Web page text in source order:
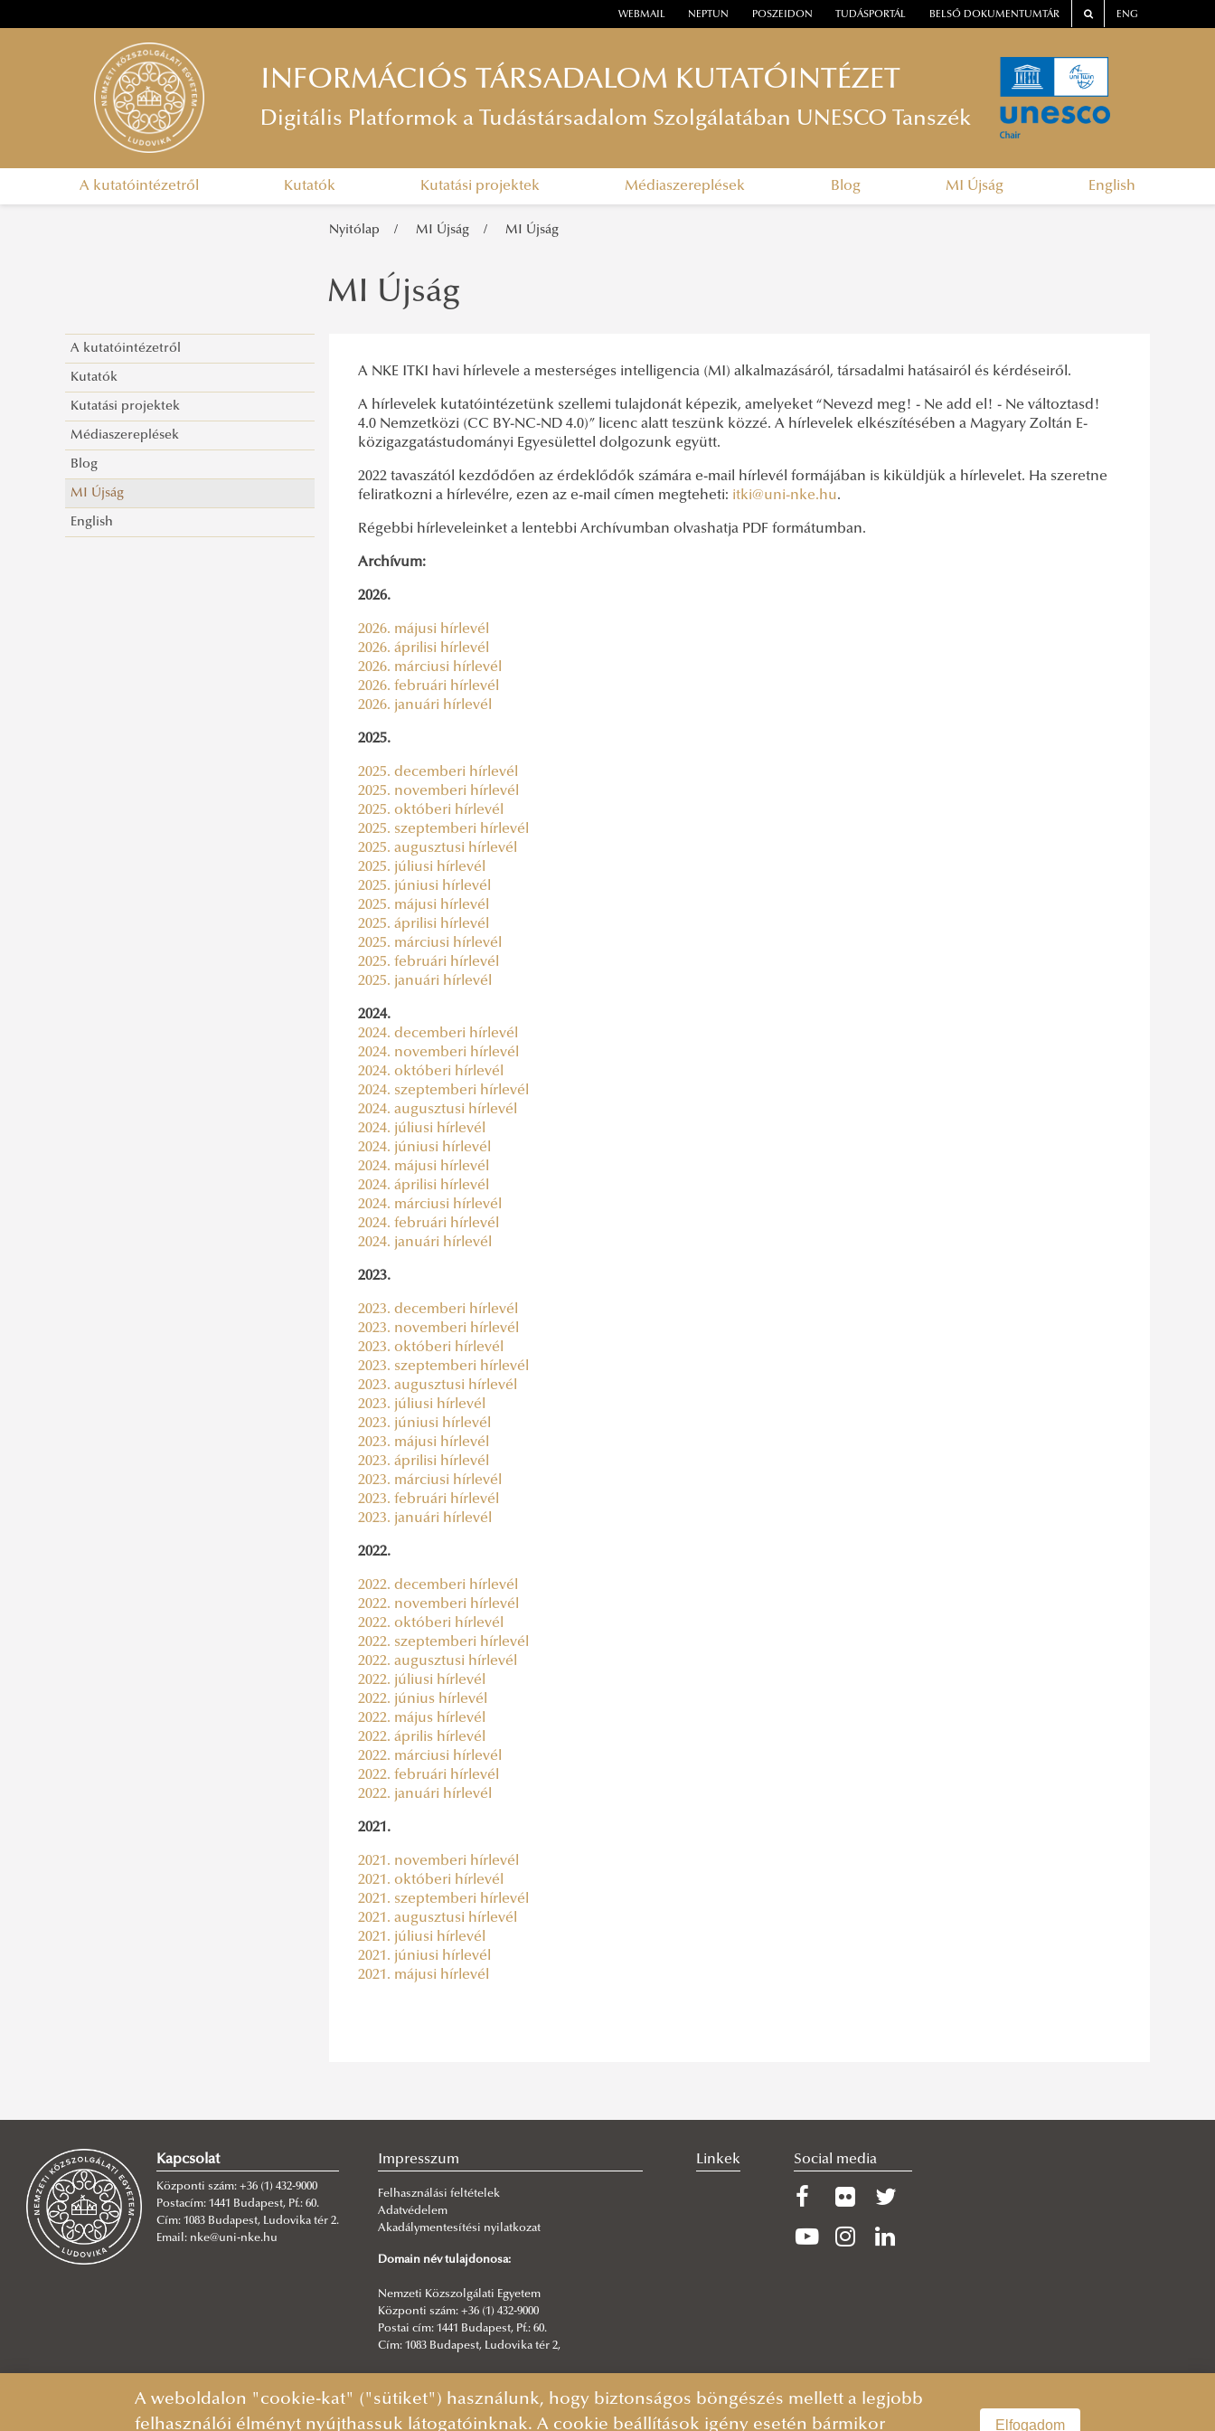
WEBMAIL NEPTUN POSZEIDON TUDÁSPORTÁL BELSŐ DOKUMENTUMTÁR ENG
INFORMÁCIÓS TÁRSADALOM KUTATÓINTÉZET
Digitális Platformok a Tudástársadalom Szolgálatában UNESCO Tanszék
A kutatóintézetről Kutatók Kutatási projektek Médiaszereplések Blog MI Újság English
Nyitólap MI Újság MI Újság
A kutatóintézetről
Kutatók
Kutatási projektek
Médiaszereplések
Blog
MI Újság
English
MI Újság
A NKE ITKI havi hírlevele a mesterséges intelligencia (MI) alkalmazásáról, társadalmi hatásairól és kérdéseiről.
A hírlevelek kutatóintézetünk szellemi tulajdonát képezik, amelyeket “Nevezd meg! - Ne add el! - Ne változtasd!
4.0 Nemzetközi (CC BY-NC-ND 4.0)” licenc alatt teszünk közzé. A hírlevelek elkészítésében a Magyary Zoltán E-
közigazgatástudományi Egyesülettel dolgozunk együtt.
2022 tavaszától kezdődően az érdeklődők számára e-mail hírlevél formájában is kiküldjük a hírlevelet. Ha szeretne
feliratkozni a hírlevélre, ezen az e-mail címen megteheti: itki@uni-nke.hu.
Régebbi hírleveleinket a lentebbi Archívumban olvashatja PDF formátumban.
Archívum:
2026.
2026. májusi hírlevél
2026. áprilisi hírlevél
2026. márciusi hírlevél
2026. februári hírlevél
2026. januári hírlevél
2025.
2025. decemberi hírlevél
2025. novemberi hírlevél
2025. októberi hírlevél
2025. szeptemberi hírlevél
2025. augusztusi hírlevél
2025. júliusi hírlevél
2025. júniusi hírlevél
2025. májusi hírlevél
2025. áprilisi hírlevél
2025. márciusi hírlevél
2025. februári hírlevél
2025. januári hírlevél
2024.
2024. decemberi hírlevél
2024. novemberi hírlevél
2024. októberi hírlevél
2024. szeptemberi hírlevél
2024. augusztusi hírlevél
2024. júliusi hírlevél
2024. júniusi hírlevél
2024. májusi hírlevél
2024. áprilisi hírlevél
2024. márciusi hírlevél
2024. februári hírlevél
2024. januári hírlevél
2023.
2023. decemberi hírlevél
2023. novemberi hírlevél
2023. októberi hírlevél
2023. szeptemberi hírlevél
2023. augusztusi hírlevél
2023. júliusi hírlevél
2023. júniusi hírlevél
2023. májusi hírlevél
2023. áprilisi hírlevél
2023. márciusi hírlevél
2023. februári hírlevél
2023. januári hírlevél
2022.
2022. decemberi hírlevél
2022. novemberi hírlevél
2022. októberi hírlevél
2022. szeptemberi hírlevél
2022. augusztusi hírlevél
2022. júliusi hírlevél
2022. június hírlevél
2022. május hírlevél
2022. április hírlevél
2022. márciusi hírlevél
2022. februári hírlevél
2022. januári hírlevél
2021.
2021. novemberi hírlevél
2021. októberi hírlevél
2021. szeptemberi hírlevél
2021. augusztusi hírlevél
2021. júliusi hírlevél
2021. júniusi hírlevél
2021. májusi hírlevél
Kapcsolat
Központi szám: +36 (1) 432-9000
Postacím: 1441 Budapest, Pf.: 60.
Cím: 1083 Budapest, Ludovika tér 2.
Email: nke@uni-nke.hu
Impresszum
Felhasználási feltételek
Adatvédelem
Akadálymentesítési nyilatkozat
Domain név tulajdonosa:
Nemzeti Közszolgálati Egyetem
Központi szám: +36 (1) 432-9000
Postai cím: 1441 Budapest, Pf.: 60.
Cím: 1083 Budapest, Ludovika tér 2,
NKE Informatikai Igazgatóság | NKE Kommunikáció
Linkek Social media
A weboldalon "cookie-kat" ("sütiket") használunk, hogy biztonságos böngészés mellett a legjobb
felhasználói élményt nyújthassuk látogatóinknak. A cookie beállítások igény esetén bármikor
Elfogadom